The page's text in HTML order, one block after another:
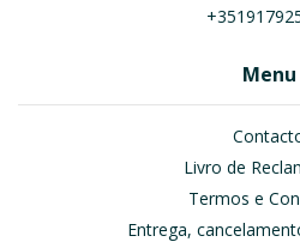
Menu
Livro de
Termos e
Entrega,